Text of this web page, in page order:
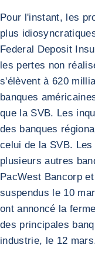
Pour l'instant, les
plus
Federal Deposit
les pertes non
s'élèvent à 620
banques
que la SVB. Les
des banques
celui de la SVB. Les
plusieurs autres
PacWest Bancorp
suspendus le 10
ont annoncé la
des principales
industrie, le 12